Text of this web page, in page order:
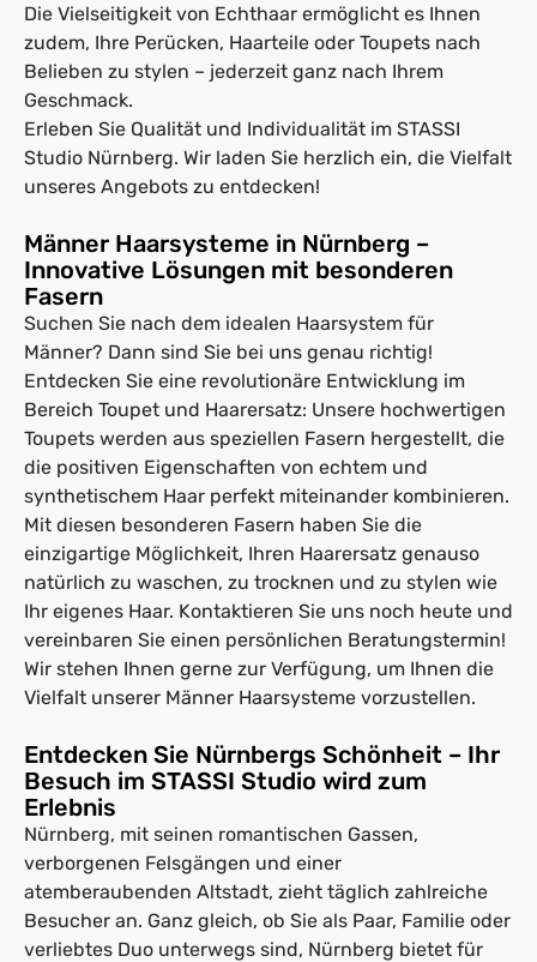
Die Vielseitigkeit von Echthaar ermöglicht es Ihnen
zudem, Ihre Perücken, Haarteile oder Toupets nach
Belieben zu stylen – jederzeit ganz nach Ihrem
Geschmack.
Erleben Sie Qualität und Individualität im STASSI
Studio Nürnberg. Wir laden Sie herzlich ein, die Vielfalt
unseres Angebots zu entdecken!
Männer Haarsysteme in Nürnberg –
Innovative Lösungen mit besonderen
Fasern
Suchen Sie nach dem idealen Haarsystem für
Männer? Dann sind Sie bei uns genau richtig!
Entdecken Sie eine revolutionäre Entwicklung im
Bereich Toupet und Haarersatz: Unsere hochwertigen
Toupets werden aus speziellen Fasern hergestellt, die
die positiven Eigenschaften von echtem und
synthetischem Haar perfekt miteinander kombinieren.
Mit diesen besonderen Fasern haben Sie die
einzigartige Möglichkeit, Ihren Haarersatz genauso
natürlich zu waschen, zu trocknen und zu stylen wie
Ihr eigenes Haar. Kontaktieren Sie uns noch heute und
vereinbaren Sie einen persönlichen Beratungstermin!
Wir stehen Ihnen gerne zur Verfügung, um Ihnen die
Vielfalt unserer Männer Haarsysteme vorzustellen.
Entdecken Sie Nürnbergs Schönheit – Ihr
Besuch im STASSI Studio wird zum
Erlebnis
Nürnberg, mit seinen romantischen Gassen,
verborgenen Felsgängen und einer
atemberaubenden Altstadt, zieht täglich zahlreiche
Besucher an. Ganz gleich, ob Sie als Paar, Familie oder
verliebtes Duo unterwegs sind, Nürnberg bietet für